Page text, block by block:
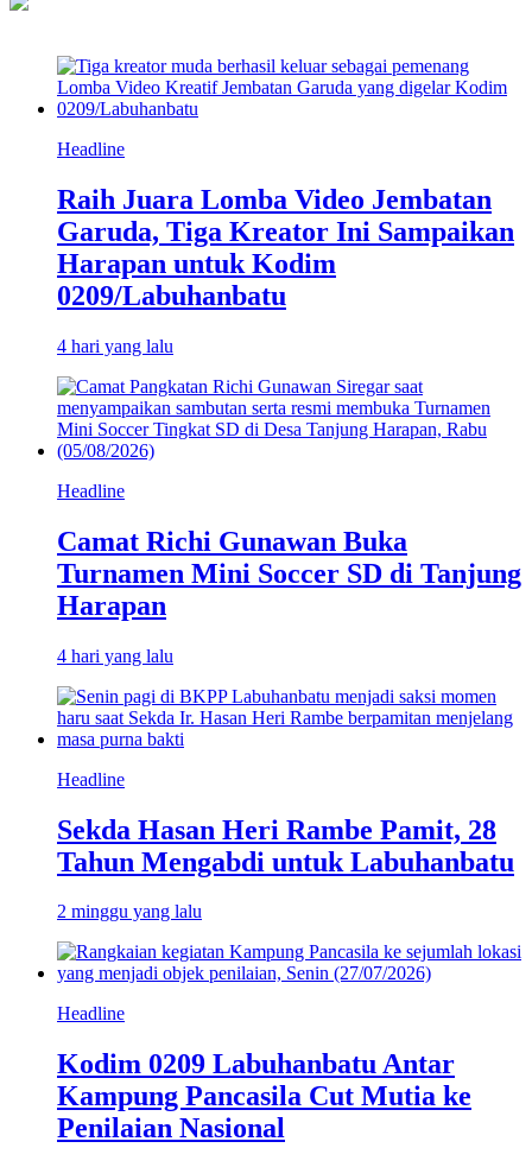
Headline
Raih Juara Lomba Video Jembatan
Garuda, Tiga Kreator Ini Sampaikan
Harapan untuk Kodim
0209/Labuhanbatu
4 hari yang lalu
Headline
Camat Richi Gunawan Buka
Turnamen Mini Soccer SD di Tanjung
Harapan
4 hari yang lalu
Headline
Sekda Hasan Heri Rambe Pamit, 28
Tahun Mengabdi untuk Labuhanbatu
2 minggu yang lalu
Headline
Kodim 0209 Labuhanbatu Antar
Kampung Pancasila Cut Mutia ke
Penilaian Nasional